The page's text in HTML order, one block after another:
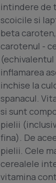
intindere de
scoicile si
beta
carotenul -
inflamarea
inchise la
spanacul.
si sunt
pielii
fina). De
pielii. Cele
cerealele
vitamina